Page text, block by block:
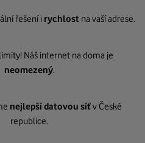
řešení i rychlost na vaší adrese.
Náš internet na doma je
neomezený.
nejlepší datovou síťv České
republice.